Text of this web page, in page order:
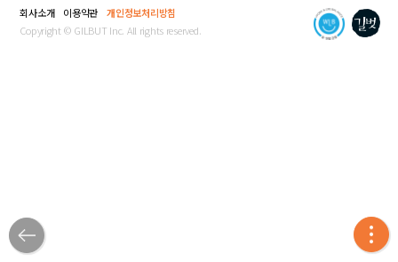
회사소개 이용약관
개인정보처리방침
Copyright © GILBUT Inc. All rights reserved.